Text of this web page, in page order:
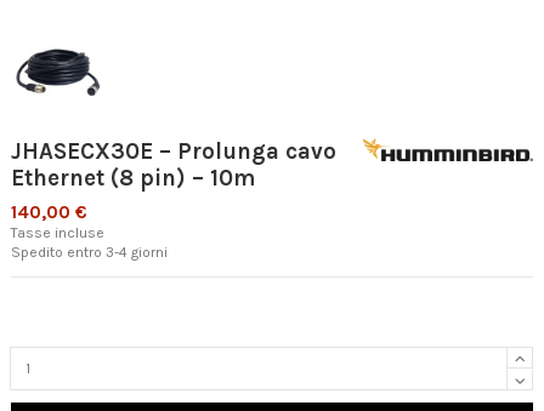
JHASECX30E – Prolunga cavo
Ethernet (8 pin) – 10m
140,00 €
Tasse incluse
Spedito entro 3-4 giorni